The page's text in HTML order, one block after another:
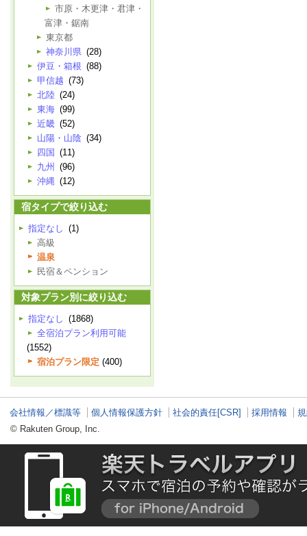
市原・木更津・君津・
富津・鋸南
東京都
神奈川県 (28)
伊豆・箱根 (88)
甲信越 (73)
北陸 (24)
東海 (99)
近畿 (52)
山陽・山陰 (34)
四国 (11)
九州
(96)
沖縄 (12)
宿タイプで絞り込む
指定なし (1)
高級
温泉
民宿＆ペンション
対象プラン別に絞り込む
指定なし (1868)
全宿泊プラン利用可能
(1552)
宿泊プラン限定 (400)
会社情報／標識等 個人情報保護方針 社会的責任[CSR] 採用情報
© Rakuten Group, Inc.